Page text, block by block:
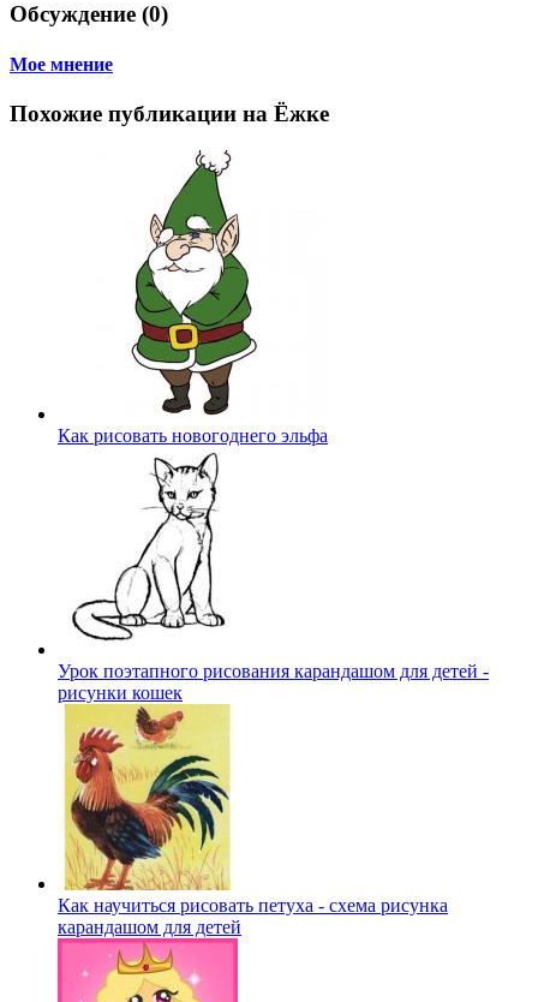
Обсуждение (0)
Мое мнение
Похожие публикации на Ёжке
Как рисовать новогоднего эльфа
Урок поэтапного рисования карандашом для детей -
рисунки кошек
Как научиться рисовать петуха - схема рисунка
карандашом для детей